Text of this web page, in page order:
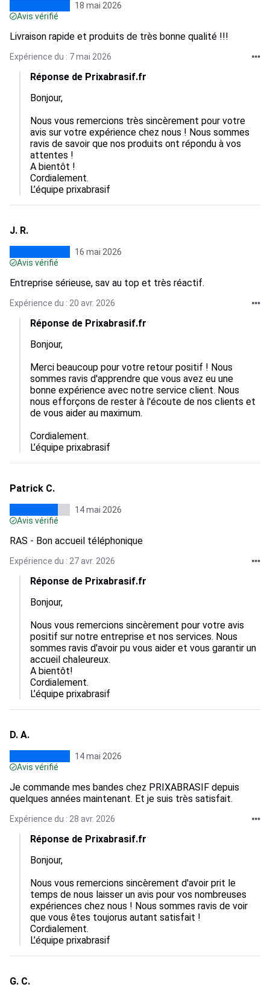
18 mai 2026
Avis vérifié
Livraison rapide et produits de très bonne qualité !!!
Expérience du : 7 mai 2026
Réponse de Prixabrasif.fr
Bonjour,
Nous vous remercions très sincèrement pour votre
avis sur votre expérience chez nous ! Nous sommes
ravis de savoir que nos produits ont répondu à vos
attentes !
A bientôt !
Cordialement.
L’équipe prixabrasif
J. R.
16 mai 2026
Avis vérifié
Entreprise sérieuse, sav au top et très réactif.
Expérience du : 20 avr. 2026
Réponse de Prixabrasif.fr
Bonjour,
Merci beaucoup pour votre retour positif ! Nous
sommes ravis d'apprendre que vous avez eu une
bonne expérience avec notre service client. Nous
nous efforçons de rester à l'écoute de nos clients et
de vous aider au maximum.
Cordialement.
L’équipe prixabrasif
Patrick C.
14 mai 2026
Avis vérifié
RAS - Bon accueil téléphonique
Expérience du : 27 avr. 2026
Réponse de Prixabrasif.fr
Bonjour,
Nous vous remercions sincèrement pour votre avis
positif sur notre entreprise et nos services. Nous
sommes ravis d'avoir pu vous aider et vous garantir un
accueil chaleureux.
A bientôt!
Cordialement.
L’équipe prixabrasif
D. A.
14 mai 2026
Avis vérifié
Je commande mes bandes chez PRIXABRASIF depuis
quelques années maintenant. Et je suis très satisfait.
Expérience du : 28 avr. 2026
Réponse de Prixabrasif.fr
Bonjour,
Nous vous remercions sincèrement d'avoir prit le
temps de nous laisser un avis pour vos nombreuses
expériences chez nous ! Nous sommes ravis de voir
que vous êtes toujorus autant satisfait !
Cordialement.
L’équipe prixabrasif
G. C.